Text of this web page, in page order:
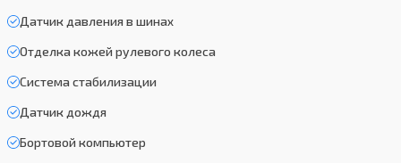
Датчик давления в шинах
Отделка кожей рулевого колеса
Система стабилизации
Датчик дождя
Бортовой компьютер